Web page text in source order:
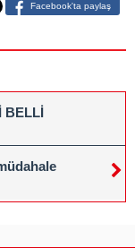
Facebook'ta paylaş
BELLİ